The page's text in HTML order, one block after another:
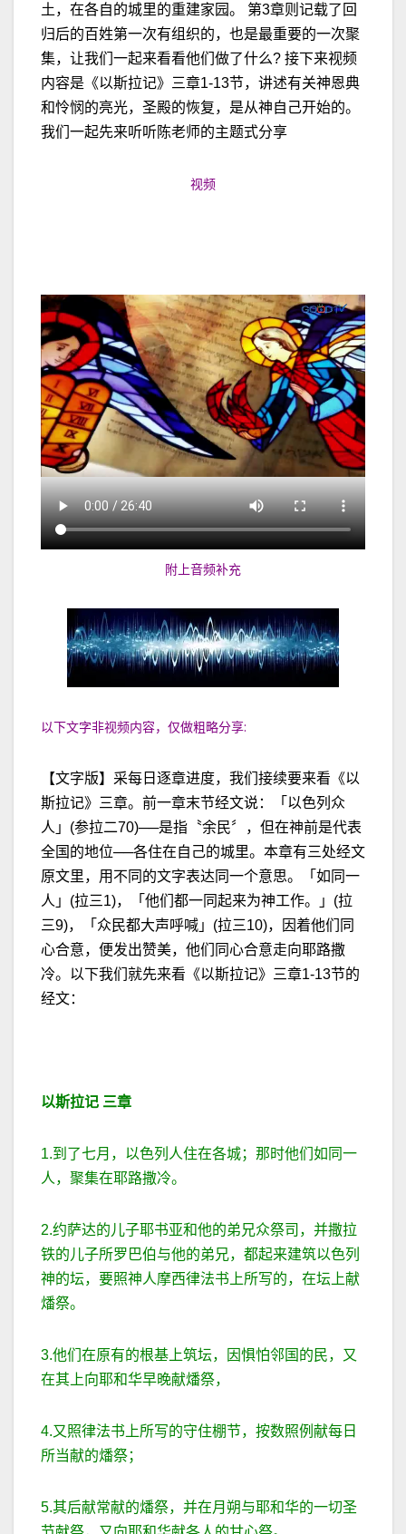
土，在各自的城里的重建家园。 第3章则记载了回
归后的百姓第一次有组织的，也是最重要的一次聚
集，让我们一起来看看他们做了什么? 接下来视频
内容是《以斯拉记》三章1-13节，讲述有关神恩典
和怜悯的亮光，圣殿的恢复，是从神自己开始的。
我们一起先来听听陈老师的主题式分享
视频
附上音频补充
以下文字非视频内容，仅做粗略分享:
【文字版】采每日逐章进度，我们接续要来看《以
斯拉记》三章。前一章末节经文说：「以色列众
人」(参拉二70)──是指〝余民〞，但在神前是代表
全国的地位──各住在自己的城里。本章有三处经文
原文里，用不同的文字表达同一个意思。「如同一
人」(拉三1)，「他们都一同起来为神工作。」(拉
三9)，「众民都大声呼喊」(拉三10)，因着他们同
心合意，便发出赞美，他们同心合意走向耶路撒
冷。以下我们就先来看《以斯拉记》三章1-13节的
经文：
以斯拉记 三章
1.到了七月，以色列人住在各城；那时他们如同一
人，聚集在耶路撒冷。
2.约萨达的儿子耶书亚和他的弟兄众祭司，并撒拉
铁的儿子所罗巴伯与他的弟兄，都起来建筑以色列
神的坛，要照神人摩西律法书上所写的，在坛上献
燔祭。
3.他们在原有的根基上筑坛，因惧怕邻国的民，又
在其上向耶和华早晚献燔祭，
4.又照律法书上所写的守住棚节，按数照例献每日
所当献的燔祭；
5.其后献常献的燔祭，并在月朔与耶和华的一切圣